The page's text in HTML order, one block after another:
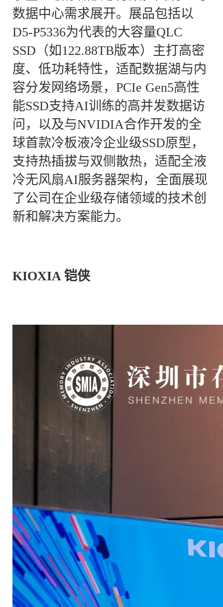
数据中心需求展开。展品包括以
D5-P5336为代表的大容量QLC
SSD（如122.88TB版本）主打高密
度、低功耗特性，适配数据湖与内
容分发网络场景，PCIe Gen5高性
能SSD支持AI训练的高并发数据访
问，以及与NVIDIA合作开发的全
球首款冷板液冷企业级SSD原型，
支持热插拔与双侧散热，适配全液
冷无风扇AI服务器架构，全面展现
了公司在企业级存储领域的技术创
新和解决方案能力。
KIOXIA 铠侠